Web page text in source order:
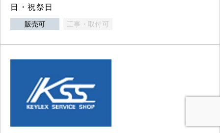
日・祝祭日
販売可 工事・取付可